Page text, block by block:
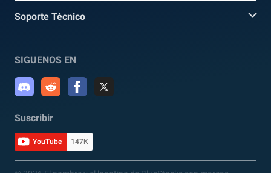
Soporte Técnico
SIGUENOS EN
Suscribir
YouTube 147K